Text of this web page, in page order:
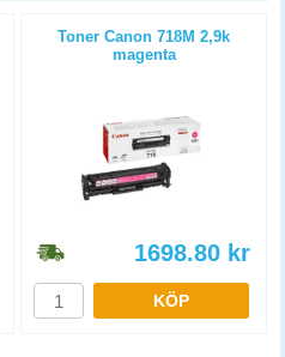
Toner Canon 718M 2,9k
magenta
1698.80 kr
KÖP